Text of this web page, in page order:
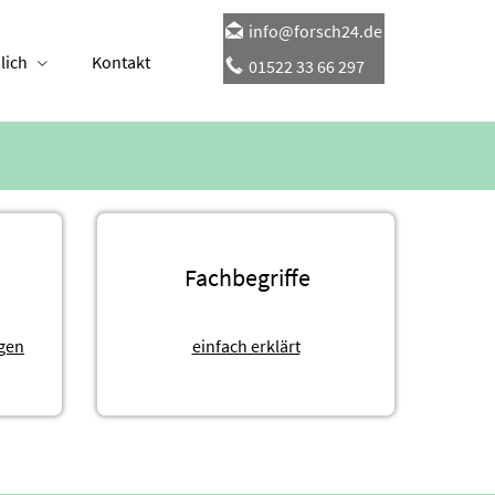
Kontakt
info@forsch24.de
01522 33 66 297
Fachbegriffe
einfach erklärt